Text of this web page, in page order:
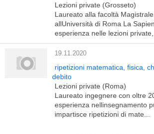
Lezioni private (Grosseto)
Laureato alla facoltà
allUniversità di Roma La
esperienza nelle lezioni
19.11.2020
ripetizioni matematica, fisica,
debito
Lezioni private (Roma)
Laureato ingegnere con oltre
esperienza nellinsegnamento
impartisce ripetizioni di mate...